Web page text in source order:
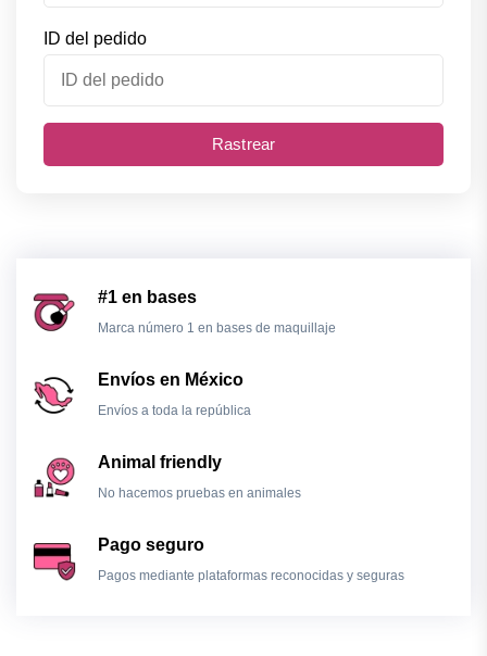
ID del pedido
Rastrear
#1 en bases
Marca número 1 en bases de maquillaje
Envíos en México
Envíos a toda la república
Animal friendly
No hacemos pruebas en animales
Pago seguro
Pagos mediante plataformas reconocidas y seguras